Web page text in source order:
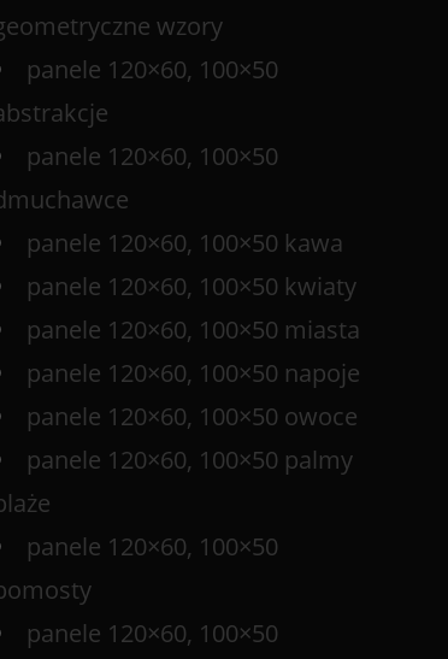
wzory
panele 120×60, 100×50
panele 120×60, 100×50
panele 120×60, 100×50 kawa
panele 120×60, 100×50 kwiaty
panele 120×60, 100×50 miasta
panele 120×60, 100×50 napoje
panele 120×60, 100×50 owoce
panele 120×60, 100×50 palmy
panele 120×60, 100×50
panele 120×60, 100×50